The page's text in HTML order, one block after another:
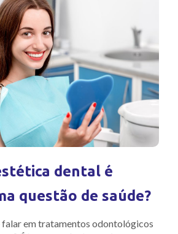
dental é
questão de saúde?
falar em tratamentos odontológicos